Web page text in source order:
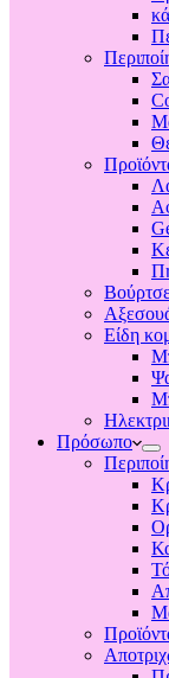
Είδη
Πρόσωπο